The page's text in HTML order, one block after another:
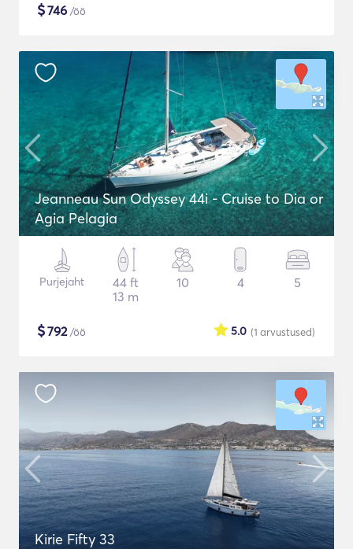
$746 /öö
Jeanneau Sun Odyssey 44i - Cruise to Dia or
Agia Pelagia
Purjejaht
44 ft
13 m
10 4 5
$792/öö (1 arvustused)
5.0
Kirie Fifty 33